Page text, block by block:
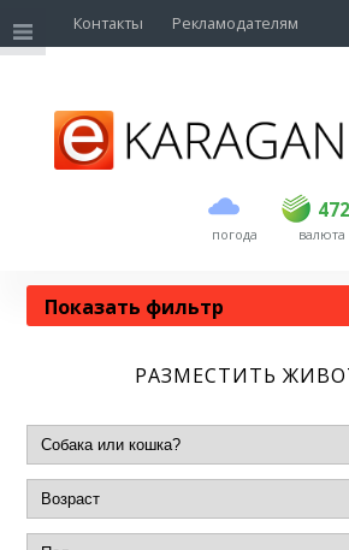
Контакты Рекламодателям
погода
472
валюта
Показать фильтр
РАЗМЕСТИТЬ